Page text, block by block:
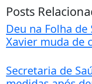
Posts
Deu na Folha de
Xavier muda de
Secretaria de